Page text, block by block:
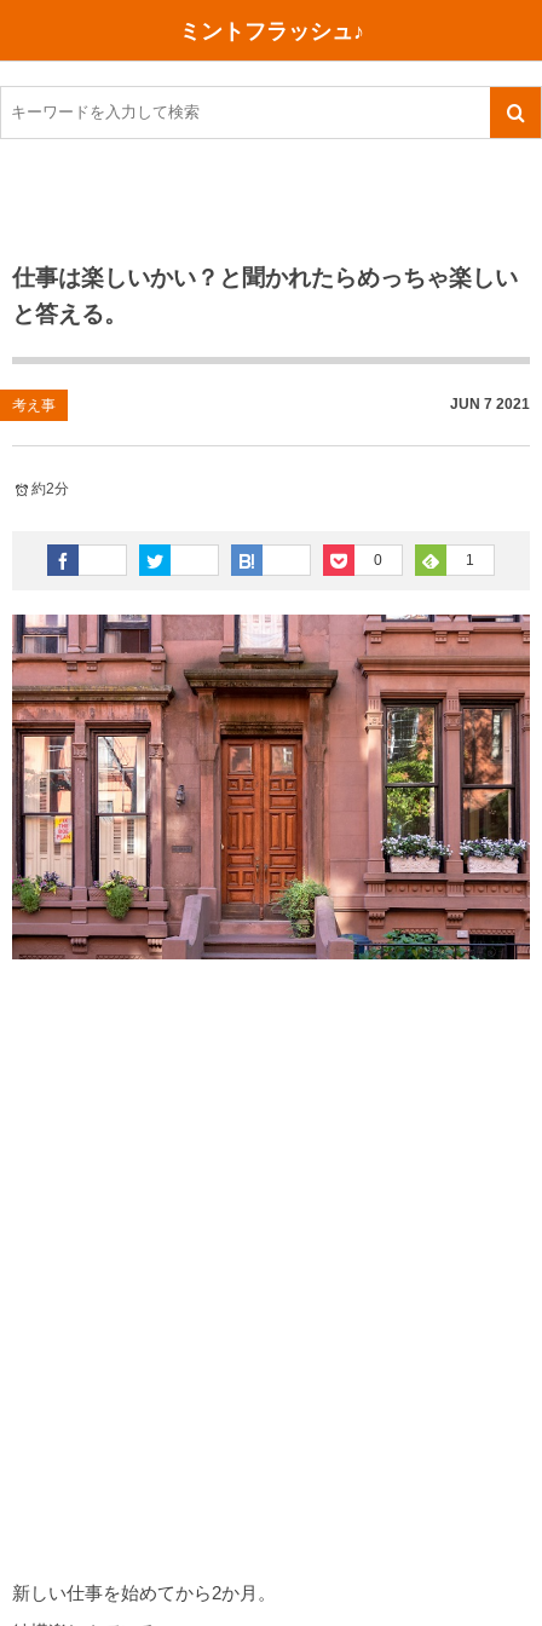
ミントフラッシュ♪
仕事は楽しいかい？と聞かれたらめっちゃ楽しい
と答える。
考え事 JUN 7 2021
約2分
0 1
新しい仕事を始めてから2か月。
TOEIC感想・結果
TOEIC800点への道
TOEIC（作戦・ノウハウなど）
TOEIC700点への道
英単語
その他英語関連
今日買った本
ご朱印帳めぐり
川越（埼玉県）
沖縄
神戸
行ってきたあれこれ
旅行関連あれこれ
ファスティング
コスメ
ダイエット
健康あれこれ
美容あれこれ
食べ物
今日の一枚
月、星、宇宙